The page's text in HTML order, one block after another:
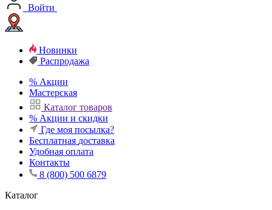
Войти
Новинки
Распродажа
% Акции
Мастерская
Каталог товаров
% Акции и скидки
Где моя посылка?
Бесплатная доставка
Удобная оплата
Контакты
8 (800) 500 6879
Каталог